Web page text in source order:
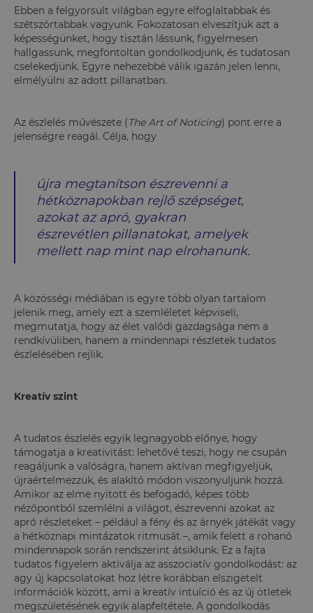
Ebben a felgyorsult világban egyre elfoglaltabbak és
szétszórtabbak vagyunk. Fokozatosan elveszítjük azt a
képességünket, hogy tisztán lássunk, figyelmesen
hallgassunk, megfontoltan gondolkodjunk, és tudatosan
cselekedjünk. Egyre nehezebbé válik igazán jelen lenni,
elmélyülni az adott pillanatban.
Az észlelés művészete (The Art of Noticing) pont erre a
jelenségre reagál. Célja, hogy
újra megtanítson észrevenni a
hétköznapokban rejlő szépséget,
azokat az apró, gyakran
észrevétlen pillanatokat, amelyek
mellett nap mint nap elrohanunk.
A közösségi médiában is egyre több olyan tartalom
jelenik meg, amely ezt a szemléletet képviseli,
megmutatja, hogy az élet valódi gazdagsága nem a
rendkívüliben, hanem a mindennapi részletek tudatos
észlelésében rejlik.
Kreatív szint
A tudatos észlelés egyik legnagyobb előnye, hogy
támogatja a kreativitást: lehetővé teszi, hogy ne csupán
reagáljunk a valóságra, hanem aktívan megfigyeljük,
újraértelmezzük, és alakító módon viszonyuljunk hozzá.
Amikor az elme nyitott és befogadó, képes több
nézőpontból szemlélni a világot, észrevenni azokat az
apró részleteket – például a fény és az árnyék játékát vagy
a hétköznapi mintázatok ritmusát –, amik felett a rohanó
mindennapok során rendszerint átsiklunk. Ez a fajta
tudatos figyelem aktiválja az asszociatív gondolkodást: az
agy új kapcsolatokat hoz létre korábban elszigetelt
információk között, ami a kreatív intuíció és az új ötletek
megszületésének egyik alapfeltétele. A gondolkodás